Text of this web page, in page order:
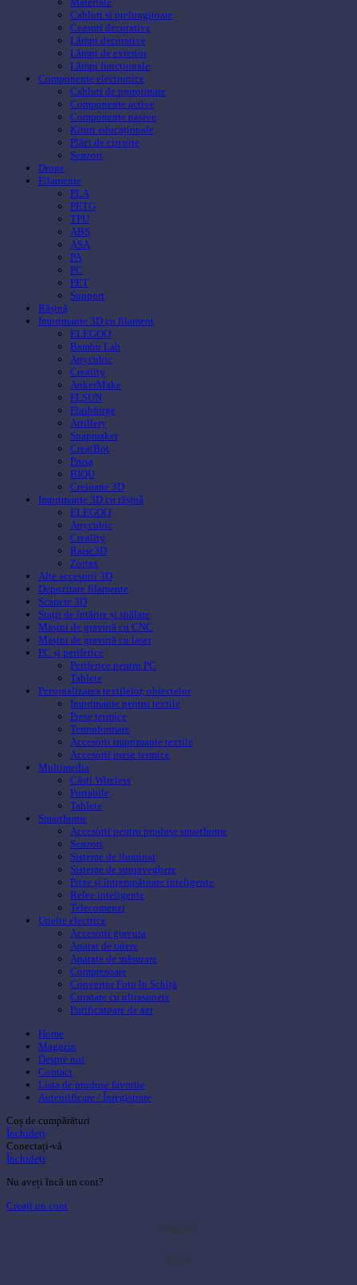
Cabluri si prelungitoare
Ceasuri decorative
Lămpi decorative
Lămpi de exterior
Lămpi funcționale
Componente electronice
Cabluri de prototipare
Componente active
Componente pasive
Kituri educaționale
Plăci de circuite
Senzori
Drone
Filamente
PLA
PETG
TPU
ABS
ASA
PA
PC
PET
Support
Rășină
Imprimante 3D cu filament
ELEGOO
Bambu Lab
Anycubic
Creality
AnkerMake
FLSUN
Flashforge
Artillery
Snapmaker
CreatBot
Prusa
BIQU
Creioane 3D
Imprimante 3D cu rășină
ELEGOO
Anycubic
Creality
Raise3D
Zortax
Alte accesorii 3D
Depozitare filamente
Scanere 3D
Stații de întărire și spălare
Mașini de gravură cu CNC
Mașini de gravură cu laser
PC și periferice
Periferice pentru PC
Tablete
Personalizarea textilelor, obiectelor
Imprimante pentru textile
Prese termice
Termoformare
Accesorii imprimante textile
Accesorii prese termice
Multimedia
Căsti Wireless
Portabile
Tablete
Smarthome
Accesorii pentru produse smarthome
Senzori
Sisteme de iluminat
Sisteme de supraveghere
Prize și întrerupătoare inteligente
Relee inteligente
Telecomenzi
Unelte electrice
Accesorii gravura
Aparat de taiere
Aparate de măsurare
Compresoare
Convertor Foto în Schiță
Curatare cu ultrasunete
Purificatoare de aer
Home
Magazin
Despre noi
Contact
Lista de produse favorite
Autentificare / Înregistrare
Coș de cumpărături
Închideți
Conectați-vă
Închideți
Nu aveți încă un cont?
Creați un cont
Magazin
Filtre